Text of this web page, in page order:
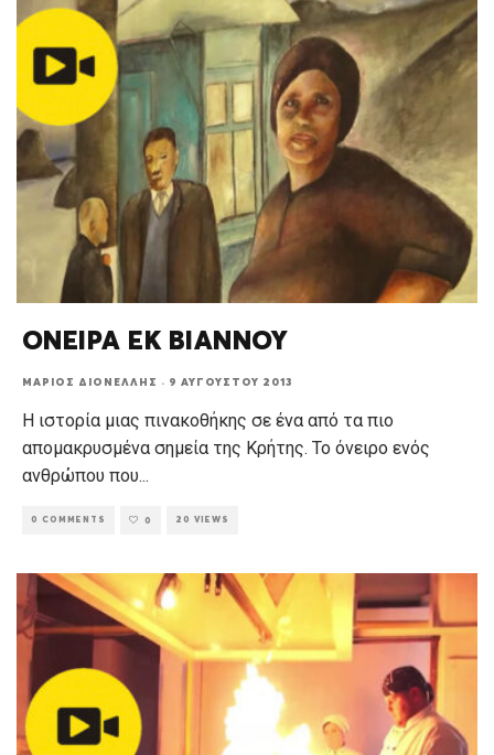
ΟΝΕΙΡΑ ΕΚ ΒΙΑΝΝΟΥ
ΜΆΡΙΟΣ ΔΙΟΝΈΛΛΗΣ · 9 ΑΥΓΟΎΣΤΟΥ 2013
Η ιστορία μιας πινακοθήκης σε ένα από τα πιο
απομακρυσμένα σημεία της Κρήτης. Το όνειρο ενός
ανθρώπου που...
0 COMMENTS 0 20 VIEWS